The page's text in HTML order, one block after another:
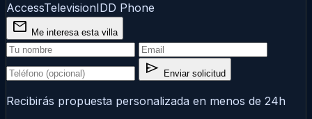
AccessTelevisionIDD Phone
mail Me interesa esta villa
send Enviar solicitud
Recibirás propuesta personalizada en menos de 24h